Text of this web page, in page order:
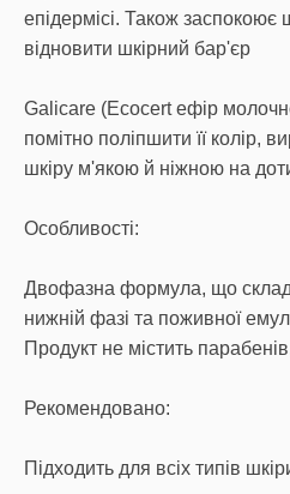
епідермісі. Також заспокоює
відновити шкірний бар'єр
Galicare (Ecocert ефір
помітно поліпшити її колір,
шкіру м'якою й ніжною на
Особливості:
Двофазна формула, що
нижній фазі та поживної
Продукт не містить
Рекомендовано:
Підходить для всіх типів